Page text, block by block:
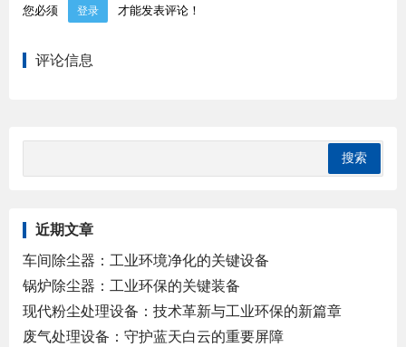
您必须 登录 才能发表评论！
评论信息
近期文章
车间除尘器：工业环境净化的关键设备
锅炉除尘器：工业环保的关键装备
现代粉尘处理设备：技术革新与工业环保的新篇章
废气处理设备：守护蓝天白云的重要屏障